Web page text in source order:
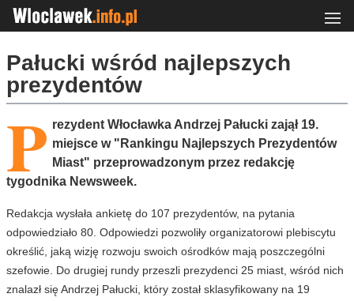
Pałucki wśród najlepszych
prezydentów
P rezydent Włocławka Andrzej Pałucki zajął 19.
miejsce w "Rankingu Najlepszych Prezydentów
Miast" przeprowadzonym przez redakcję
tygodnika Newsweek.
Redakcja wysłała ankietę do 107 prezydentów, na pytania
odpowiedziało 80. Odpowiedzi pozwoliły organizatorowi plebiscytu
określić, jaką wizję rozwoju swoich ośrodków mają poszczególni
szefowie. Do drugiej rundy przeszli prezydenci 25 miast, wśród nich
znalazł się Andrzej Pałucki, który został sklasyfikowany na 19